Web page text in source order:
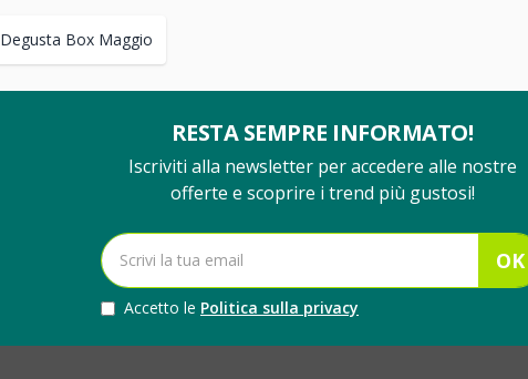
Degusta Box Maggio
RESTA SEMPRE INFORMATO!
Iscriviti alla newsletter per accedere alle nostre
offerte e scoprire i trend più gustosi!
OK
Accetto le Politica sulla privacy